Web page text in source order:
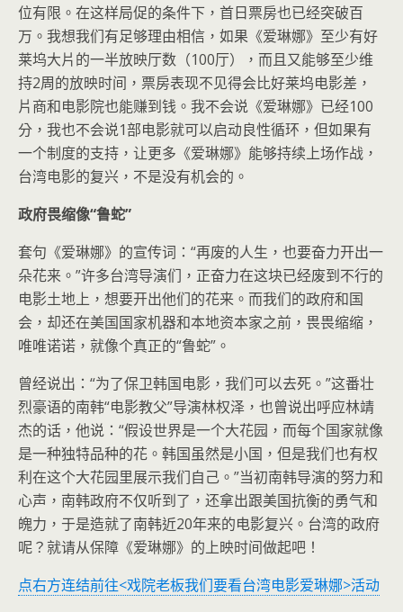
位有限。在这样局促的条件下，首日票房也已经突破百
万。我想我们有足够理由相信，如果《爱琳娜》至少有好
莱坞大片的一半放映厅数（100厅），而且又能够至少维
持2周的放映时间，票房表现不见得会比好莱坞电影差，
片商和电影院也能赚到钱。我不会说《爱琳娜》已经100
分，我也不会说1部电影就可以启动良性循环，但如果有
一个制度的支持，让更多《爱琳娜》能够持续上场作战，
台湾电影的复兴，不是没有机会的。
政府畏缩像“鲁蛇”
套句《爱琳娜》的宣传词：“再废的人生，也要奋力开出一
朵花来。”许多台湾导演们，正奋力在这块已经废到不行的
电影土地上，想要开出他们的花来。而我们的政府和国
会，却还在美国国家机器和本地资本家之前，畏畏缩缩，
唯唯诺诺，就像个真正的“鲁蛇”。
曾经说出：“为了保卫韩国电影，我们可以去死。”这番壮
烈豪语的南韩“电影教父”导演林权泽，也曾说出呼应林靖
杰的话，他说：“假设世界是一个大花园，而每个国家就像
是一种独特品种的花。韩国虽然是小国，但是我们也有权
利在这个大花园里展示我们自己。”当初南韩导演的努力和
心声，南韩政府不仅听到了，还拿出跟美国抗衡的勇气和
魄力，于是造就了南韩近20年来的电影复兴。台湾的政府
呢？就请从保障《爱琳娜》的上映时间做起吧！
点右方连结前往<戏院老板我们要看台湾电影爱琳娜>活动